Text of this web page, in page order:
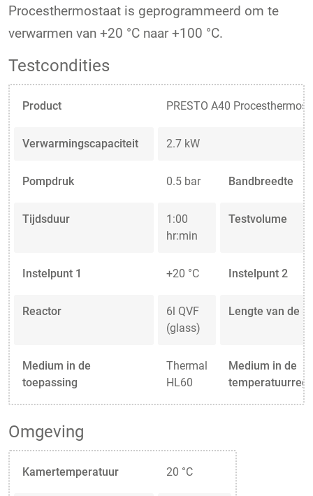
Procesthermostaat is geprogrammeerd om te
verwarmen van +20 °C naar +100 °C.
Testcondities
Product PRESTO A40
Verwarmingscapaciteit 2.7 kW
Pompdruk 0.5 bar Bandbreedte
Tijdsduur
1:00
hr:min
Testvolume
Instelpunt 1 +20 °C Instelpunt 2
Reactor
6l QVF
(glass)
Lengte van de
Medium in de
toepassing
Thermal
HL60
Medium in de
Omgeving
Kamertemperatuur 20 °C